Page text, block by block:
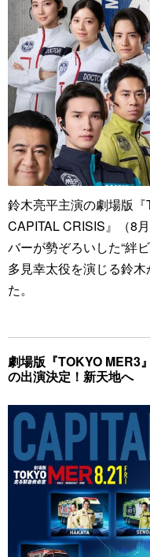
鈴木亮平主演の劇場版
CAPITAL CRISIS』（8
バーが勢ぞろいした“絆
多見幸太役を演じる鈴
た。
劇場版『TOKYO MER3
の出演決定！新天地へ